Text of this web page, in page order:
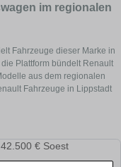
im regionalen
Fahrzeuge dieser Marke in
Plattform bündelt Renault
aus dem regionalen
Fahrzeuge in Lippstadt